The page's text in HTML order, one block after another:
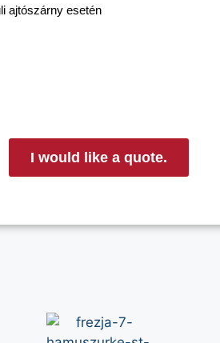
ajtószárny esetén
I would like a quote.